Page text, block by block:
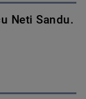
Neti Sandu.